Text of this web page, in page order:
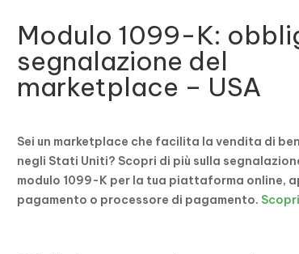
Modulo 1099-K:
segnalazione del
marketplace – USA
Sei un marketplace che facilita la vendita di
negli Stati Uniti? Scopri di più sulla
modulo 1099-K per la tua piattaforma online,
pagamento o processore di pagamento.